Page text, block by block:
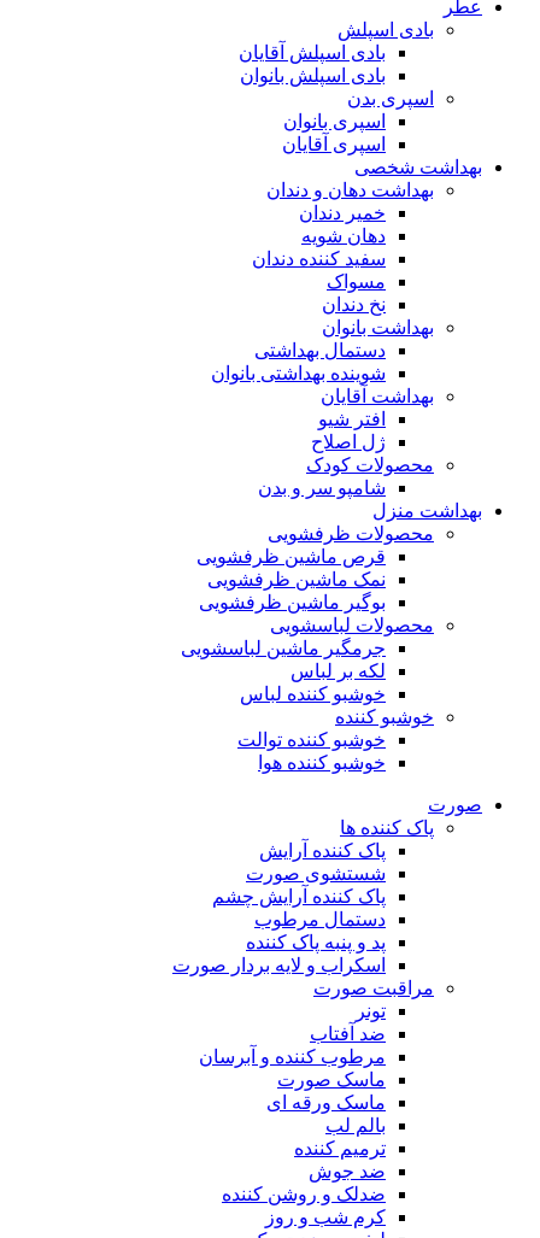
عطر
بادی اسپلش
بادی اسپلش آقایان
بادی اسپلش بانوان
اسپری بدن
اسپری بانوان
اسپری آقایان
بهداشت شخصی
بهداشت دهان و دندان
خمیر دندان
دهان شویه
سفید کننده دندان
مسواک
نخ دندان
بهداشت بانوان
دستمال بهداشتی
شوینده بهداشتی بانوان
بهداشت آقایان
افتر شیو
ژل اصلاح
محصولات کودک
شامپو سر و بدن
بهداشت منزل
محصولات ظرفشویی
قرص ماشین ظرفشویی
نمک ماشین ظرفشویی
بوگیر ماشین ظرفشویی
محصولات لباسشویی
جرمگیر ماشین لباسشویی
لکه بر لباس
خوشبو کننده لباس
خوشبو کننده
خوشبو کننده توالت
خوشبو کننده هوا
صورت
پاک کننده ها
پاک کننده آرایش
شستشوی صورت
پاک کننده آرایش چشم
دستمال مرطوب
پد و پنبه پاک کننده
اسکراب و لایه بردار صورت
مراقبت صورت
تونر
ضد آفتاب
مرطوب کننده و آبرسان
ماسک صورت
ماسک ورقه ای
بالم لب
ترمیم کننده
ضد جوش
ضدلک و روشن کننده
کرم شب و روز